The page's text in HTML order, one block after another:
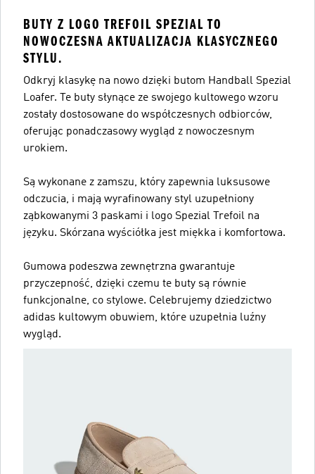
BUTY Z LOGO TREFOIL SPEZIAL TO
NOWOCZESNA AKTUALIZACJA KLASYCZNEGO
STYLU.
Odkryj klasykę na nowo dzięki butom Handball Spezial
Loafer. Te buty słynące ze swojego kultowego wzoru
zostały dostosowane do współczesnych odbiorców,
oferując ponadczasowy wygląd z nowoczesnym
urokiem.
Są wykonane z zamszu, który zapewnia luksusowe
odczucia, i mają wyrafinowany styl uzupełniony
ząbkowanymi 3 paskami i logo Spezial Trefoil na
języku. Skórzana wyściółka jest miękka i komfortowa.
Gumowa podeszwa zewnętrzna gwarantuje
przyczepność, dzięki czemu te buty są równie
funkcjonalne, co stylowe. Celebrujemy dziedzictwo
adidas kultowym obuwiem, które uzupełnia luźny
wygląd.